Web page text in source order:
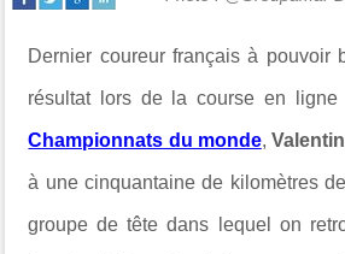
Dernier coureur français à pouvoir
résultat lors de la course en ligne
Championnats du monde,
à une cinquantaine de kilomètres
groupe de tête dans lequel on